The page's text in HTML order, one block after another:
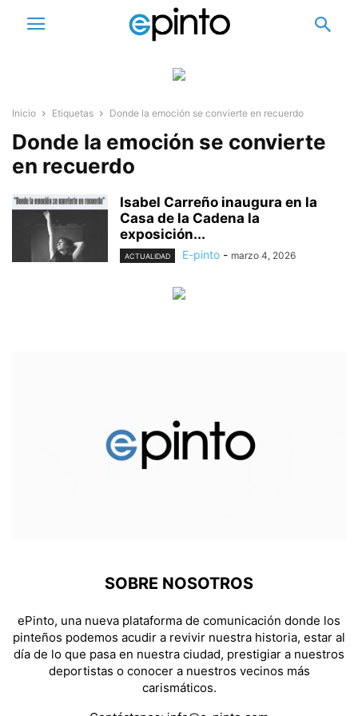
Inicio Etiquetas Donde la emoción se convierte en recuerdo
Donde la emoción se convierte
en recuerdo
Isabel Carreño inaugura en la
Casa de la Cadena la
exposición...
ACTUALIDAD E-pinto - marzo 4, 2026
SOBRE NOSOTROS
ePinto, una nueva plataforma de comunicación donde los
pinteños podemos acudir a revivir nuestra historia, estar al
día de lo que pasa en nuestra ciudad, prestigiar a nuestros
deportistas o conocer a nuestros vecinos más
carismáticos.